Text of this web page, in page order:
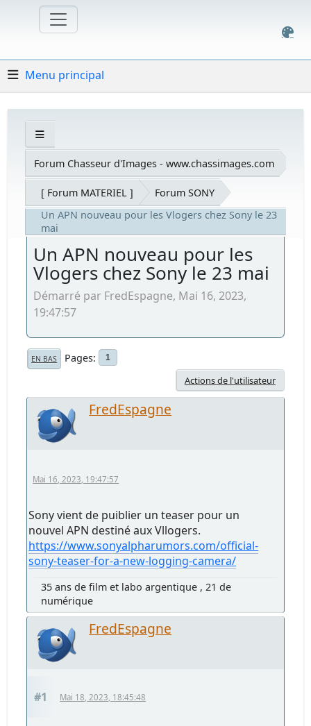
Menu principal
Forum Chasseur d'Images - www.chassimages.com
[ Forum MATERIEL ]
Forum SONY
Un APN nouveau pour les Vlogers chez Sony le 23
mai
Un APN nouveau pour les
Vlogers chez Sony le 23 mai
Démarré par FredEspagne, Mai 16, 2023,
19:47:57
EN BAS Pages 1
Actions de l'utilisateur
FredEspagne
Mai 16, 2023, 19:47:57
Sony vient de puiblier un teaser pour un
nouvel APN destiné aux Vllogers.
https://www.sonyalpharumors.com/official-
sony-teaser-for-a-new-logging-camera/
35 ans de film et labo argentique , 21 de
numérique
FredEspagne
#1 Mai 18, 2023, 18:45:48